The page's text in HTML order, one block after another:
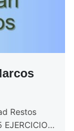
Restos